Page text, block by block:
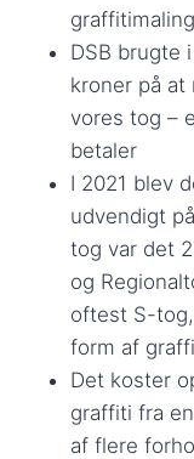
DSB brugte
kroner på
vores tog –
betaler
I 2021 blev
udvendigt
tog var det
og
oftest S-
form af
Det koster
graffiti fra
af flere